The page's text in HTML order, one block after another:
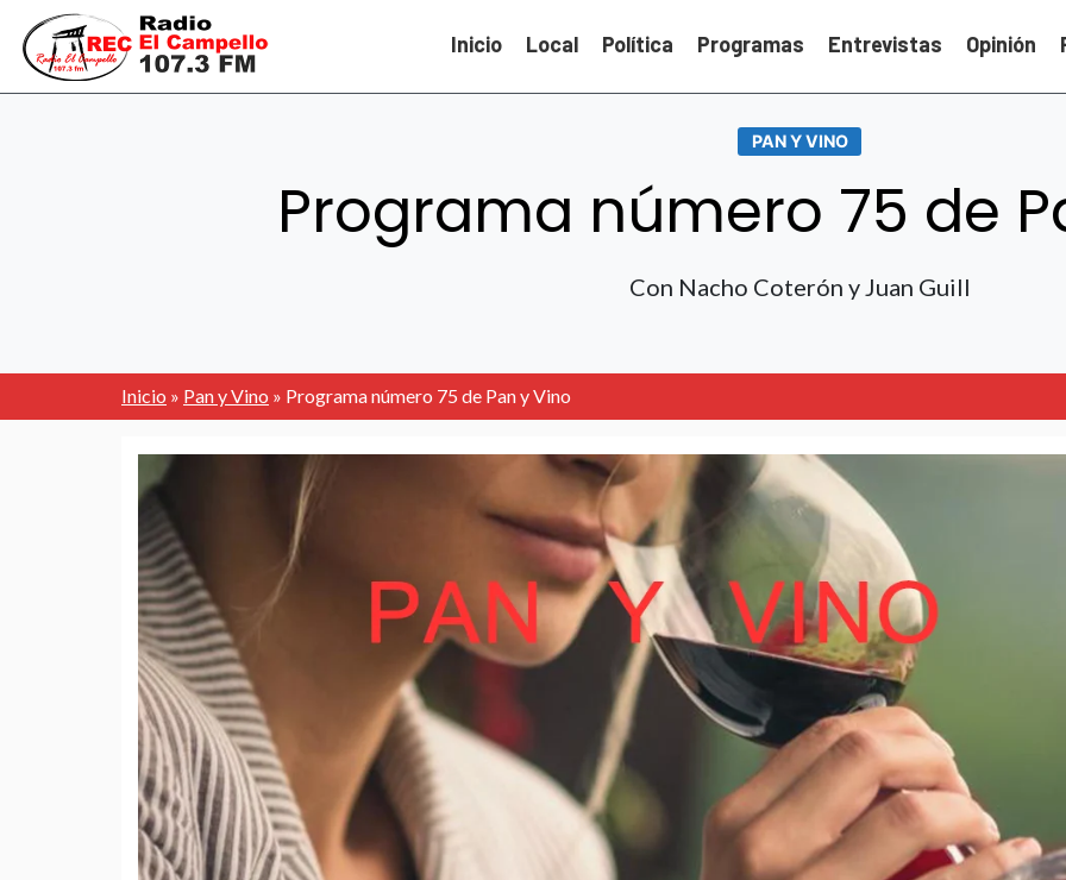
Inicio Local Política Programas Entrevistas Opinión
PAN Y VINO
Programa número 75 de
Con Nacho Coterón y Juan Guill
Inicio » Pan y Vino » Programa número 75 de Pan y Vino